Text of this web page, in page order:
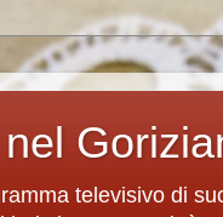
televisivo di